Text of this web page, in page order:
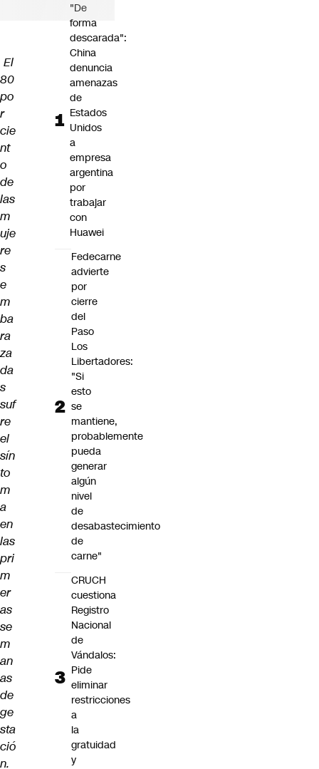
El
80
po
r
cie
nt
o
de
las
m
uje
re
s
e
m
ba
ra
za
da
s
suf
re
el
sín
to
m
a
en
las
pri
m
er
as
se
m
an
as
de
ge
sta
ció
n.
"De
forma
descarada":
China
denuncia
amenazas
de
Estados
Unidos
a
empresa
argentina
por
trabajar
con
Huawei
Fedecarne
advierte
por
cierre
del
Paso
Los
Libertadores:
"Si
esto
se
mantiene,
probablemente
pueda
generar
algún
nivel
de
desabastecimiento
de
carne"
CRUCH
cuestiona
Registro
Nacional
de
Vándalos:
Pide
eliminar
restricciones
a
la
gratuidad
y